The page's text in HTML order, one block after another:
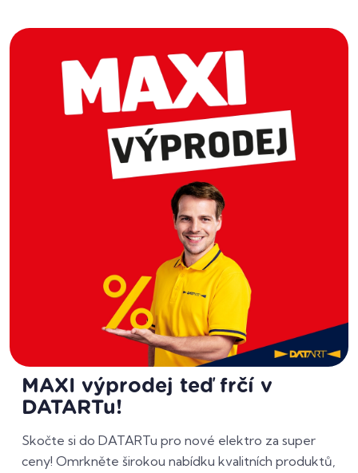
MAXI výprodej teď frčí v
DATARTu!
Skočte si do DATARTu pro nové elektro za super
ceny! Omrkněte širokou nabídku kvalitních produktů,